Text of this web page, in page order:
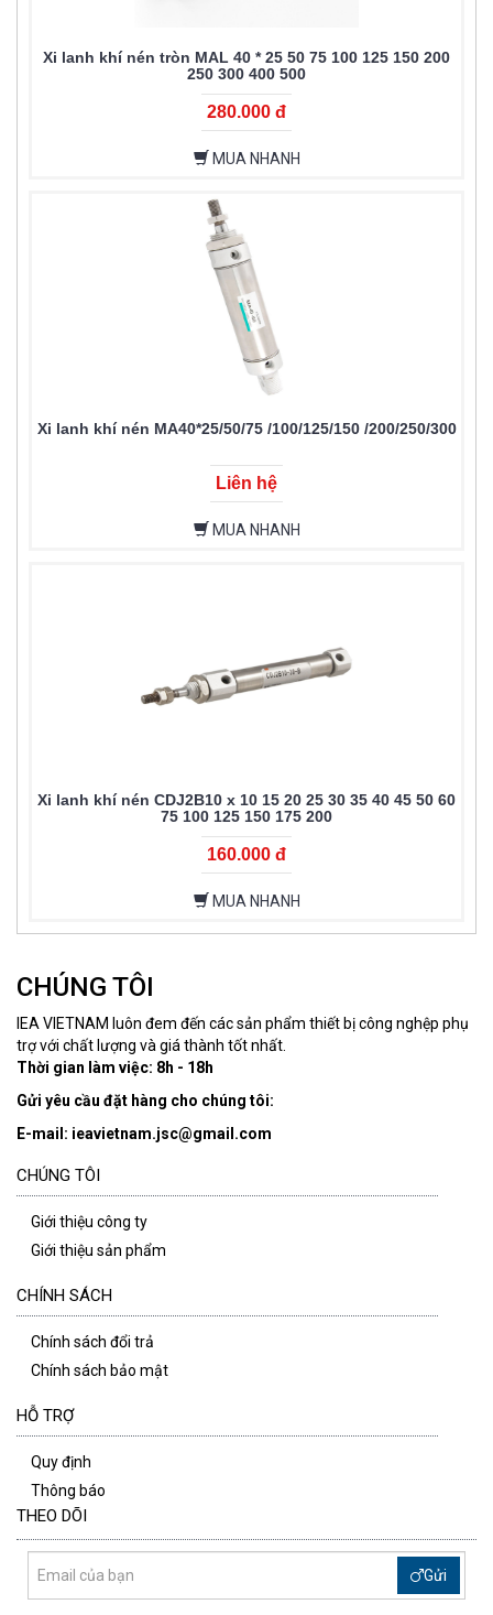
Xi lanh khí nén tròn MAL 40 * 25 50 75 100 125 150 200
250 300 400 500
280.000 đ
MUA NHANH
Xi lanh khí nén MA40*25/50/75 /100/125/150 /200/250/300
Liên hệ
MUA NHANH
Xi lanh khí nén CDJ2B10 x 10 15 20 25 30 35 40 45 50 60
75 100 125 150 175 200
160.000 đ
MUA NHANH
CHÚNG TÔI
IEA VIETNAM luôn đem đến các sản phẩm thiết bị công nghệp phụ
trợ với chất lượng và giá thành tốt nhất.
Thời gian làm việc: 8h - 18h
Gửi yêu cầu đặt hàng cho chúng tôi:
E-mail: ieavietnam.jsc@gmail.com
CHÚNG TÔI
Giới thiệu công ty
Giới thiệu sản phẩm
CHÍNH SÁCH
Chính sách đổi trả
Chính sách bảo mật
HỖ TRỢ
Quy định
Thông báo
THEO DÕI
Gửi